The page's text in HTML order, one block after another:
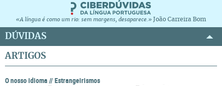
«A língua é como um rio: sem margens, desaparece.» João Carreira Bom
DÚVIDAS
ARTIGOS
O nosso idioma //Estrangeirismos